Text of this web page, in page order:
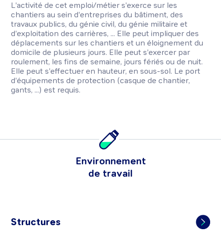
L'activité de cet emploi/métier s'exerce sur les
chantiers au sein d'entreprises du bâtiment, des
travaux publics, du génie civil, du génie militaire et
d'exploitation des carrières, ... Elle peut impliquer des
déplacements sur les chantiers et un éloignement du
domicile de plusieurs jours. Elle peut s'exercer par
roulement, les fins de semaine, jours fériés ou de nuit.
Elle peut s'effectuer en hauteur, en sous-sol. Le port
d'équipements de protection (casque de chantier,
gants, ...) est requis.
Environnement
de travail
Structures